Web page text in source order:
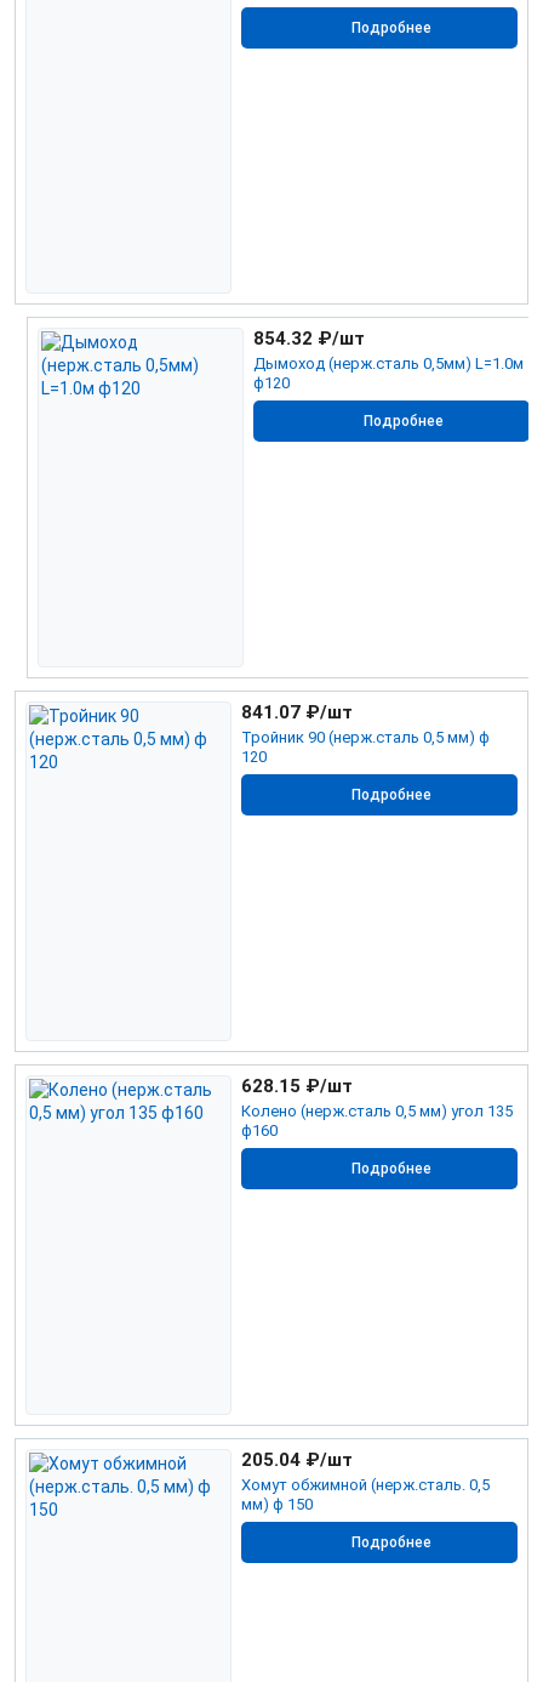
Подробнее
Дымоход (нерж.сталь 0,5мм) L=1.0м
ф120
854.32 ₽/шт
Подробнее
Тройник 90 (нерж.сталь 0,5 мм) ф
120
841.07 ₽/шт
Подробнее
Колено (нерж.сталь 0,5 мм) угол 135
ф160
628.15 ₽/шт
Подробнее
Хомут обжимной (нерж.сталь. 0,5
мм) ф 150
205.04 ₽/шт
Подробнее